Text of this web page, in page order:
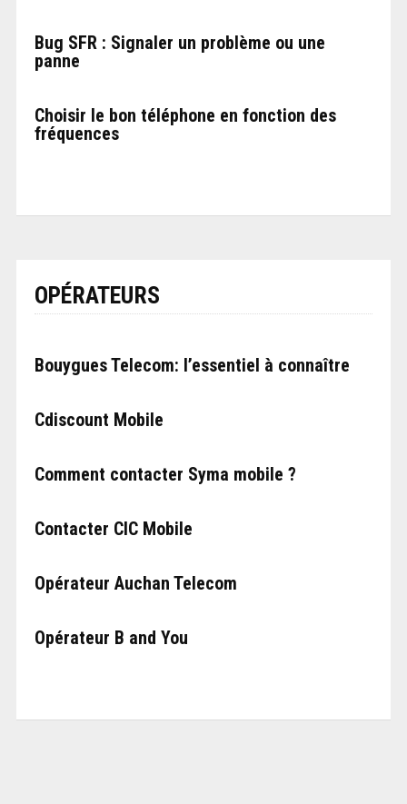
Bug SFR : Signaler un problème ou une
panne
Choisir le bon téléphone en fonction des
fréquences
OPÉRATEURS
Bouygues Telecom: l’essentiel à connaître
Cdiscount Mobile
Comment contacter Syma mobile ?
Contacter CIC Mobile
Opérateur Auchan Telecom
Opérateur B and You